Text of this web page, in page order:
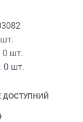
0 шт.
0 шт.
ДОСТУПНИЙ